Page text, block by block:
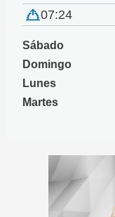
07:24
Sábado
Domingo
Lunes
Martes